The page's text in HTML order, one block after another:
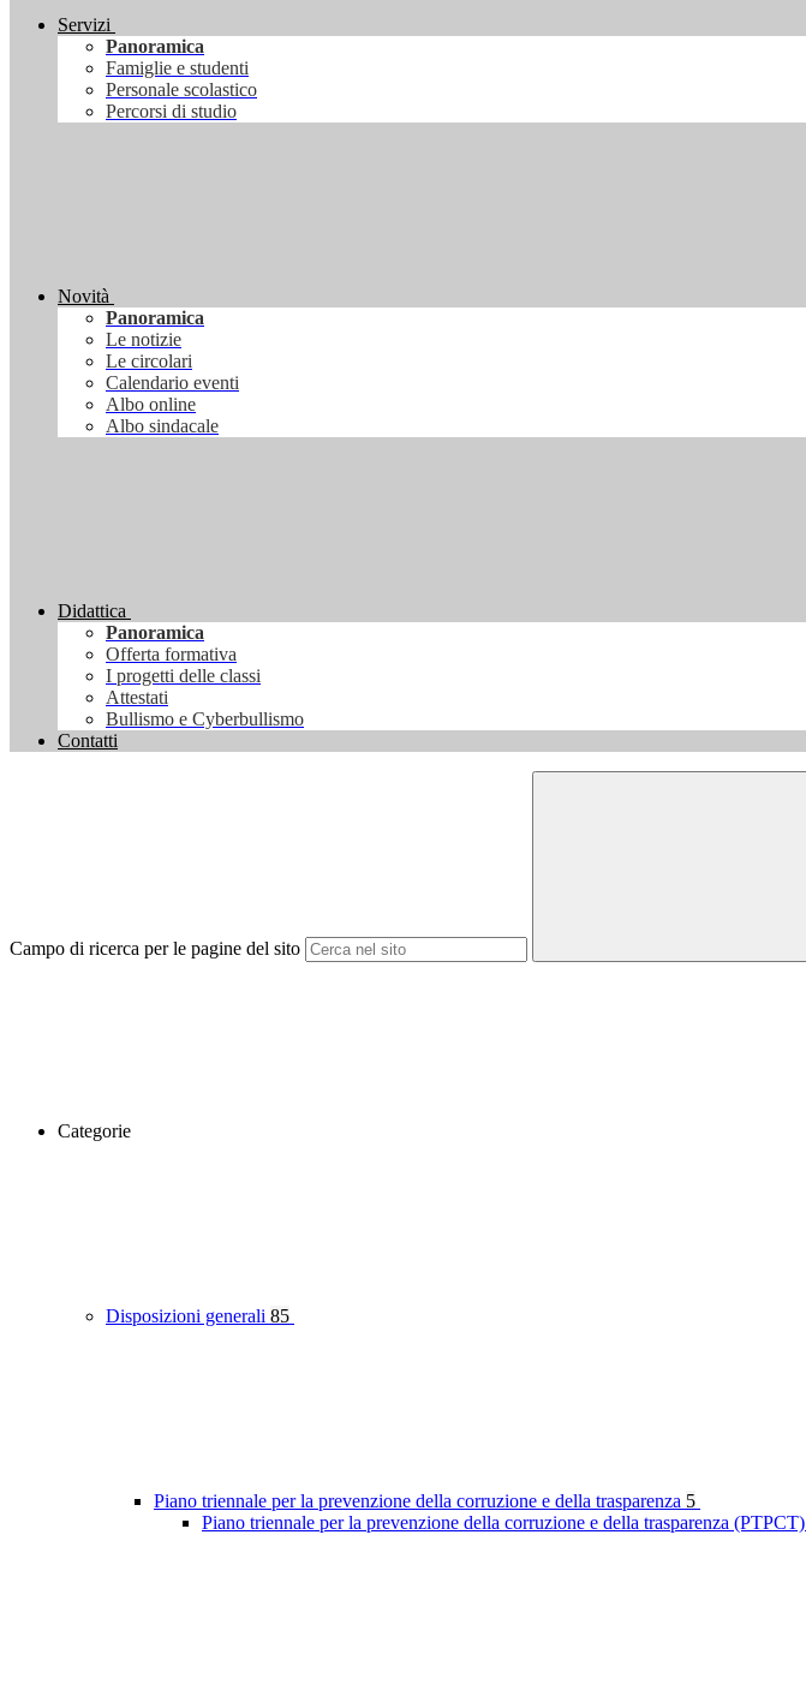
Servizi
Panoramica
Famiglie e studenti
Personale scolastico
Percorsi di studio
Novità
Panoramica
Le notizie
Le circolari
Calendario eventi
Albo online
Albo sindacale
Didattica
Panoramica
Offerta formativa
I progetti delle classi
Attestati
Bullismo e Cyberbullismo
Contatti
Campo di ricerca per le pagine del sito
Categorie
Disposizioni generali 85
Piano triennale per la prevenzione della corruzione e della trasparenza 5
Piano triennale per la prevenzione della corruzione e della trasparenza (PTPCT)